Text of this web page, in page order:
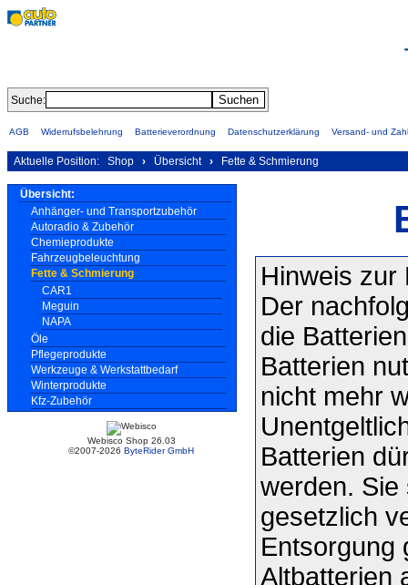
Suche:
AGB Widerrufsbelehrung Batterieverordnung Datenschutzerklärung Versand- und
Aktuelle Position: Shop › Übersicht › Fette & Schmierung
Übersicht:
Anhänger- und Transportzubehör
Autoradio & Zubehör
Chemieprodukte
Fahrzeugbeleuchtung
Fette & Schmierung
CAR1
Meguin
NAPA
Öle
Pflegeprodukte
Werkzeuge & Werkstattbedarf
Winterprodukte
Kfz-Zubehör
Webisco Shop 26.03
©2007-2026 ByteRider GmbH
Hinweis zur
Der
die
Batterien
nicht mehr
Batterien
werden. Sie
gesetzlich
Entsorgung
Altbatterien